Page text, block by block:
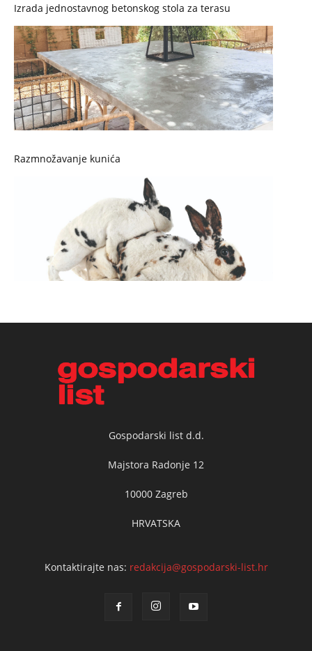
Izrada jednostavnog betonskog stola za terasu
Razmnožavanje kunića
Gospodarski list d.d.
Majstora Radonje 12
10000 Zagreb
HRVATSKA
Kontaktirajte nas: redakcija@gospodarski-list.hr